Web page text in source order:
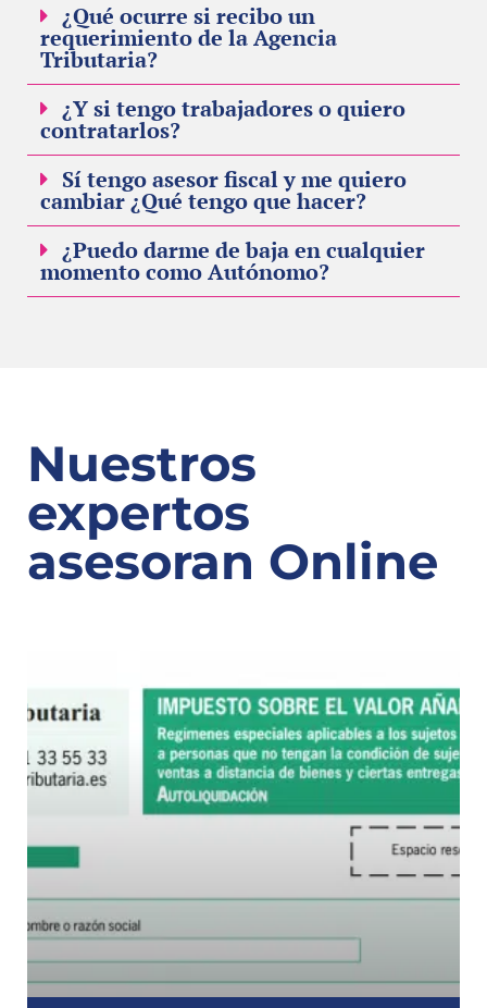
¿Qué ocurre si recibo un
requerimiento de la Agencia
Tributaria?
¿Y si tengo trabajadores o quiero
contratarlos?
Sí tengo asesor fiscal y me quiero
cambiar ¿Qué tengo que hacer?
¿Puedo darme de baja en cualquier
momento como Autónomo?
Nuestros
expertos
asesoran Online